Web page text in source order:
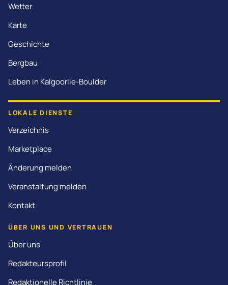
Wetter
Karte
Geschichte
Bergbau
Leben in Kalgoorlie-Boulder
LOKALE DIENSTE
Verzeichnis
Marketplace
Änderung melden
Veranstaltung melden
Kontakt
ÜBER UNS UND VERTRAUEN
Über uns
Redakteursprofil
Redaktionelle Richtlinie